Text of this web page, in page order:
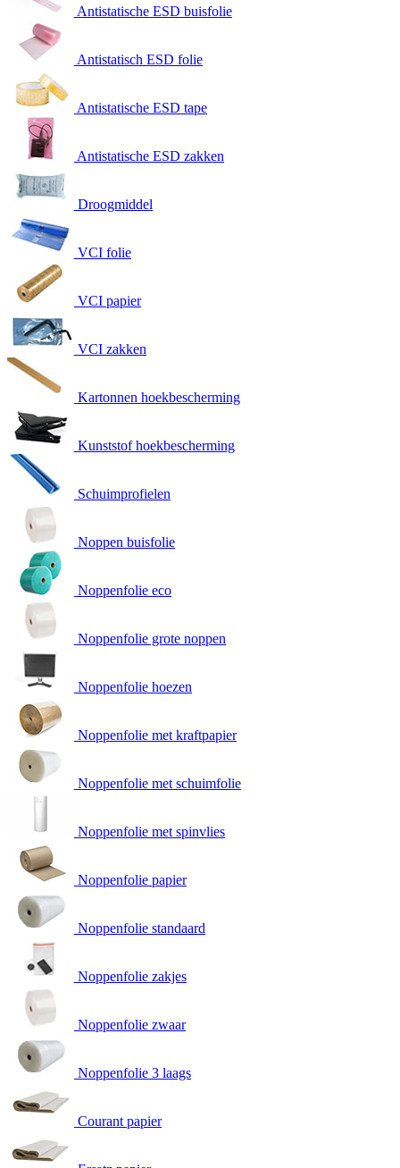
Antistatische ESD buisfolie
Antistatisch ESD folie
Antistatische ESD tape
Antistatische ESD zakken
Droogmiddel
VCI folie
VCI papier
VCI zakken
Kartonnen hoekbescherming
Kunststof hoekbescherming
Schuimprofielen
Noppen buisfolie
Noppenfolie eco
Noppenfolie grote noppen
Noppenfolie hoezen
Noppenfolie met kraftpapier
Noppenfolie met schuimfolie
Noppenfolie met spinvlies
Noppenfolie papier
Noppenfolie standaard
Noppenfolie zakjes
Noppenfolie zwaar
Noppenfolie 3 laags
Courant papier